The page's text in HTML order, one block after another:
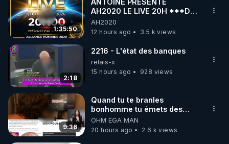
▶ Facebook :
https://www.facebook.com/thierry.rgnr/
▶ Instagram  :
https://www.instagram.com/Thierrycasasnovas_rgn
r
▶Twitter : https://twitter.com/thierrycas
1:35:50
ANTOINE PRÉSENTE
AH2020 LE LIVE 20H ***DU
06/08/2026***
AH2020
12 hours ago
3.5 k views
2:18
2216 - L'état des banques
relais-x
15 hours ago
928 views
9:36
Quand tu te branles
bonhomme tu émets des
ondes ils ont juste omis de
t'expliquer
OHM ÉGA MAN
20 hours ago
2.6 k views